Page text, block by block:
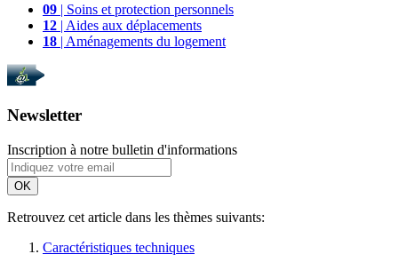
09 | Soins et protection personnels
12 | Aides aux déplacements
18 | Aménagements du logement
Newsletter
Inscription à notre bulletin d'informations
OK
Retrouvez cet article dans les thèmes suivants:
Caractéristiques techniques